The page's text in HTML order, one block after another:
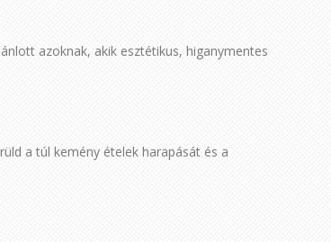
azoknak, akik esztétikus, higanymentes
a túl kemény ételek harapását és a